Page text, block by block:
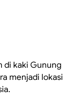
di kaki Gunung
menjadi lokasi